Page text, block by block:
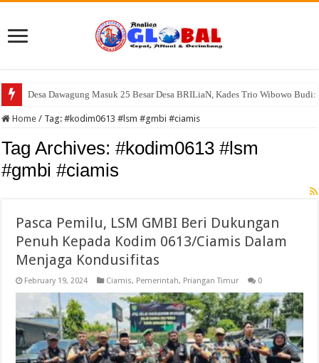
Desa Dawagung Masuk 25 Besar Desa BRILiaN, Kades Trio Wibowo
Home / Tag:#kodim0613 #lsm #gmbi #ciamis
Tag Archives:#kodim0613 #lsm
#gmbi #ciamis
Pasca Pemilu, LSM GMBI Beri Dukungan
Penuh Kepada Kodim 0613/Ciamis Dalam
Menjaga Kondusifitas
February 19, 2024 Ciamis, Pemerintah, Priangan Timur 0